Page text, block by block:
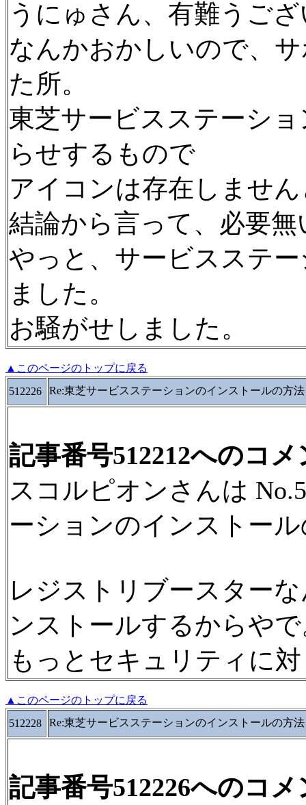
うにゅさん、有難うご
なんかおかしいので、
た所。
東芝サービスステーシ
らせするもので
アイコンは存在しませ
結論から言って、必要
やっと、サービスステ
ました。
お騒がせしました。
▲このページのトップに戻る
512226
Re:東芝サービスステーションのインストールの方法
記事番号512212へのコメ
スコルピオンさんは
ーションのインストー
レジストリブースター
ンストールするからや
もっとセキュリティに
▲このページのトップに戻る
512228
Re:東芝サービスステーションのインストールの方法
記事番号512226へのコメ